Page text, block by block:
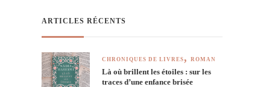
ARTICLES RÉCENTS
CHRONIQUES DE LIVRES ROMAN
Là où brillent les étoiles : sur les
traces d’une enfance brisée